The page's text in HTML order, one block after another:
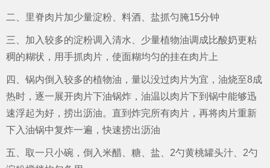
二、里脊肉片加少量淀粉、料酒、盐抓匀腌15分钟
三、加入较多的淀粉调入清水、少量植物油调成比酸奶更粘
稠的糊状，用手抓肉片，使面糊均匀的挂在肉片上
四、锅内倒入较多的植物油，量以没过肉片为宜，油烧至8成
热时，逐一展开肉片下油锅炸，油温以肉片下到锅中能够迅
速浮起为好，捞出沥油。直到炸完所有肉片，再将肉片重新
下入油锅中复炸一遍，快速捞出沥油
五、取一只小碗，倒入米醋、糖、盐、2勺黄桃罐头汁、2勺